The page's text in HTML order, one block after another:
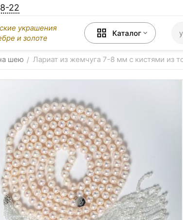
22
украшения
и золоте
Каталог
шею / Лариат из жемчуга 7-8 мм с кистями из